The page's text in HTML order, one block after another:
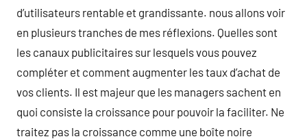
d’utilisateurs rentable et grandissante. nous allons voir
en plusieurs tranches de mes réflexions. Quelles sont
les canaux publicitaires sur lesquels vous pouvez
compléter et comment augmenter les taux d’achat de
vos clients. Il est majeur que les managers sachent en
quoi consiste la croissance pour pouvoir la faciliter. Ne
traitez pas la croissance comme une boîte noire